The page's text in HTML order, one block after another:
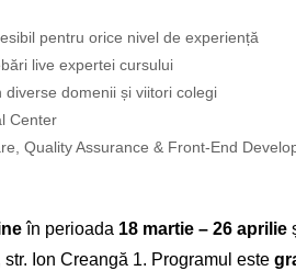
pentru orice nivel de experiență
live expertei cursului
domenii și viitori colegi
Center
Quality Assurance & Front-End
în perioada 18 martie – 26 aprilie
Ion Creangă 1. Programul este